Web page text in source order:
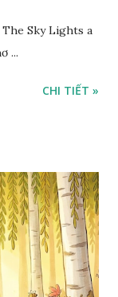
Sky Lights a
...
CHI TIẾT »